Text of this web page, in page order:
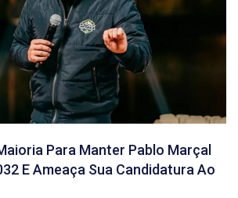
Para Manter Pablo Marçal
E Ameaça Sua Candidatura Ao